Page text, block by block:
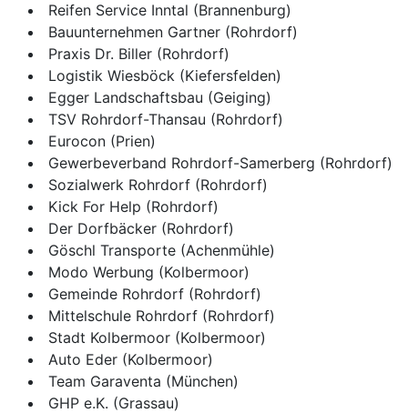
Reifen Service Inntal (Brannenburg)
Bauunternehmen Gartner (Rohrdorf)
Praxis Dr. Biller (Rohrdorf)
Logistik Wiesböck (Kiefersfelden)
Egger Landschaftsbau (Geiging)
TSV Rohrdorf-Thansau (Rohrdorf)
Eurocon (Prien)
Gewerbeverband Rohrdorf-Samerberg (Rohrdorf)
Sozialwerk Rohrdorf (Rohrdorf)
Kick For Help (Rohrdorf)
Der Dorfbäcker (Rohrdorf)
Göschl Transporte (Achenmühle)
Modo Werbung (Kolbermoor)
Gemeinde Rohrdorf (Rohrdorf)
Mittelschule Rohrdorf (Rohrdorf)
Stadt Kolbermoor (Kolbermoor)
Auto Eder (Kolbermoor)
Team Garaventa (München)
GHP e.K. (Grassau)